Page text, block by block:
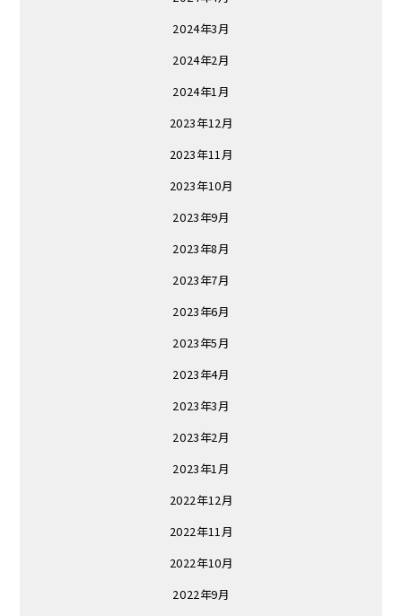
2024年3月
2024年2月
2024年1月
2023年12月
2023年11月
2023年10月
2023年9月
2023年8月
2023年7月
2023年6月
2023年5月
2023年4月
2023年3月
2023年2月
2023年1月
2022年12月
2022年11月
2022年10月
2022年9月